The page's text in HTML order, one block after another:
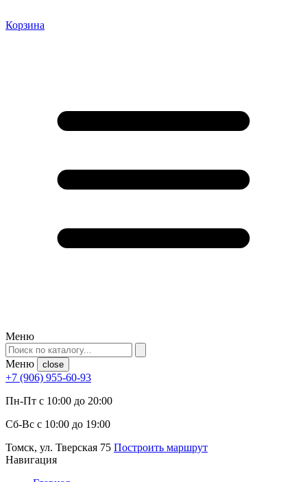
Корзина
Меню
Меню close
+7 (906) 955-60-93
Пн-Пт с 10:00 до 20:00
Сб-Вс с 10:00 до 19:00
Томск, ул. Тверская 75 Построить маршрут
Навигация